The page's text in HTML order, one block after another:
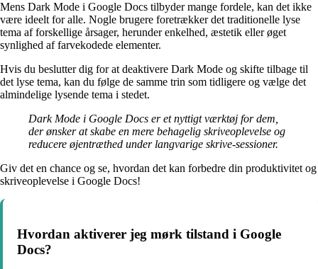
Mens Dark Mode i Google Docs tilbyder mange fordele, kan det ikke
være ideelt for alle. Nogle brugere foretrækker det traditionelle lyse
tema af forskellige årsager, herunder enkelhed, æstetik eller øget
synlighed af farvekodede elementer.
Hvis du beslutter dig for at deaktivere Dark Mode og skifte tilbage til
det lyse tema, kan du følge de samme trin som tidligere og vælge det
almindelige lysende tema i stedet.
Dark Mode i Google Docs er et nyttigt værktøj for dem,
der ønsker at skabe en mere behagelig skriveoplevelse og
reducere øjentræthed under langvarige skrive-sessioner.
Giv det en chance og se, hvordan det kan forbedre din produktivitet og
skriveoplevelse i Google Docs!
Hvordan aktiverer jeg mørk tilstand i Google
Docs?